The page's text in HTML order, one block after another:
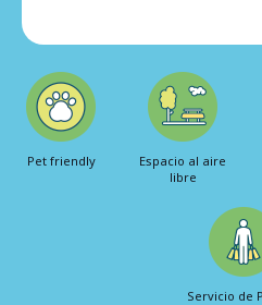
Pet friendly
Espacio al aire
libre
Servicio de